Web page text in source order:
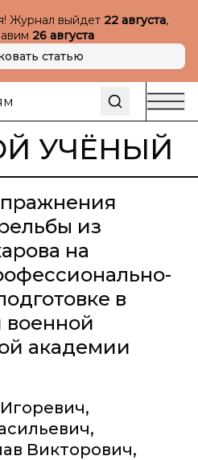
Журнал выйдет 22 августа,
26 августа
статью
УЧЁНЫЙ
из
на
в
военной
академии
,
,
Викторович,